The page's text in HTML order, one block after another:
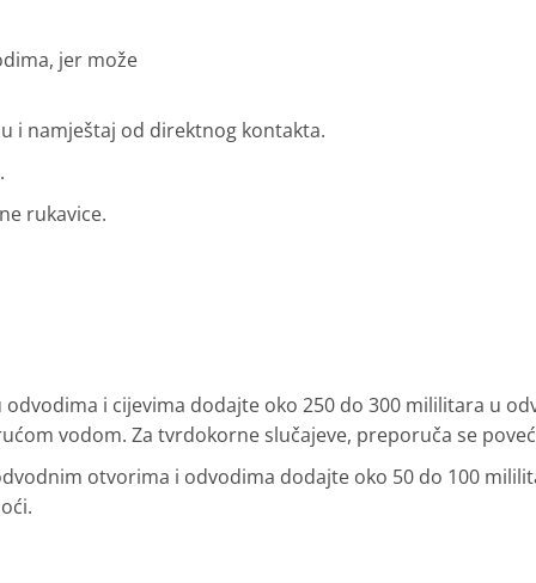
jer može
i namještaj od direktnog kontakta.
rukavice.
i cijevima dodajte oko 250 do 300 mililitara u
vodom. Za tvrdokorne slučajeve, preporuča se
otvorima i odvodima dodajte oko 50 do 100